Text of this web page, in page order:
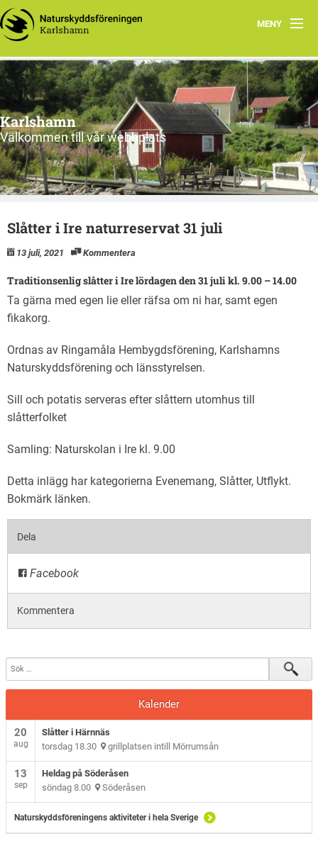
MENY
Hem
Om oss
Aktiviteter
Smultronställen
Pristävlingar
Karlshamn
Välkommen till vår webbplats
Slåtter i Ire naturreservat 31 juli
13 juli, 2021 Kommentera
Traditionsenlig slåtter i Ire lördagen den 31 juli kl. 9.00 – 14.00
Ta gärna med egen lie eller räfsa om ni har, samt egen
fikakorg.
Ordnas av Ringamåla Hembygdsförening, Karlshamns
Naturskyddsförening och länsstyrelsen.
Sill och potatis serveras efter slåttern utomhus till
slåtterfolket
Samling: Naturskolan i Ire kl. 9.00
Detta inlägg har kategorierna Evenemang, Slåtter, Utflykt.
Bokmärk länken.
Dela
Facebook
Kommentera
Kalender
20
aug
Slåtter i Härnnäs
torsdag 18.30 grillplatsen intill Mörrumsån
13
sep
Heldag på Söderåsen
söndag 8.00 Söderåsen
Naturskyddsföreningens aktiviteter i hela Sverige